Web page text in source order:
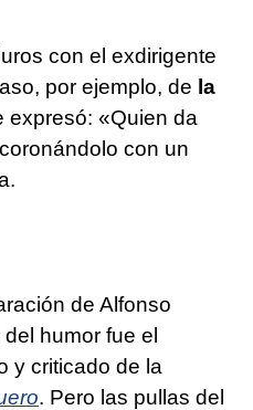
con el exdirigente
por ejemplo, de la
expresó: «Quien da
con un
de Alfonso
humor fue el
y criticado de la
. Pero las pullas del